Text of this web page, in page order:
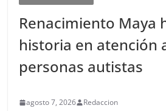
Renacimiento Maya
historia en atención
personas autistas
agosto 7, 2026 Redaccion